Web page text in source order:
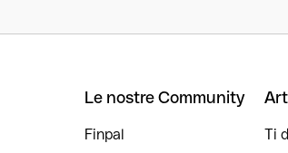
Le nostre Community
Finpal
Ti